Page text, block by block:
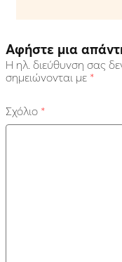
Αφήστε μια
Η ηλ. διεύθυνση σας
σημειώνονται με *
Σχόλιο *